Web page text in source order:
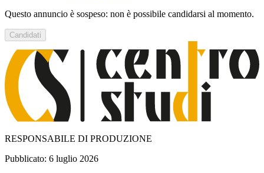
Questo annuncio è sospeso: non è possibile candidarsi al momento.
Candidati
RESPONSABILE DI PRODUZIONE
Pubblicato: 6 luglio 2026